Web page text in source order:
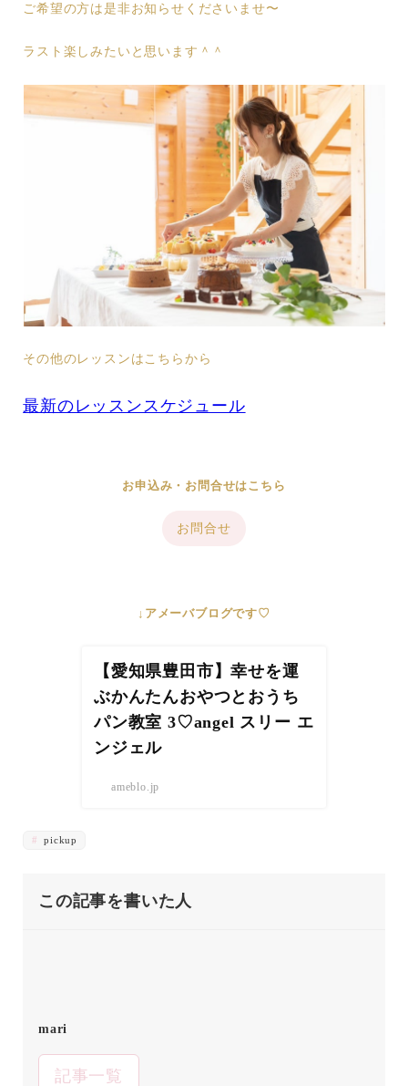
ご希望の方は是非お知らせくださいませ〜
ラスト楽しみたいと思います＾＾
その他のレッスンはこちらから
最新のレッスンスケジュール
お申込み・お問合せはこちら
お問合せ
↓アメーバブログです♡
【愛知県豊田市】幸せを運
ぶかんたんおやつとおうち
パン教室 3♡angel スリー エ
ンジェル
ameblo.jp
pickup
この記事を書いた人
mari
記事一覧